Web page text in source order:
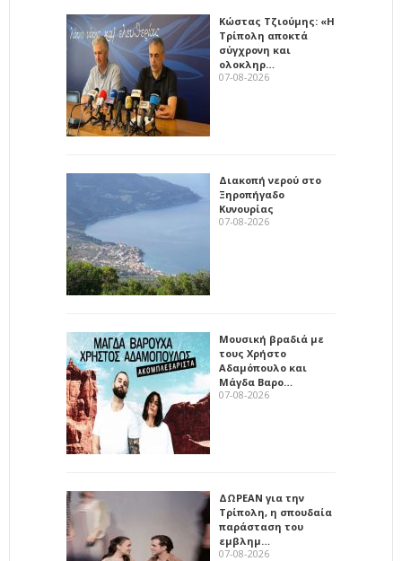
Κώστας Τζιούμης: «Η
Τρίπολη αποκτά
σύγχρονη και
ολοκληρ…
07-08-2026
Διακοπή νερού στο
Ξηροπήγαδο
Κυνουρίας
07-08-2026
Μουσική βραδιά με
τους Χρήστο
Αδαμόπουλο και
Μάγδα Βαρο…
07-08-2026
ΔΩΡΕΑΝ για την
Τρίπολη, η σπουδαία
παράσταση του
εμβλημ…
07-08-2026